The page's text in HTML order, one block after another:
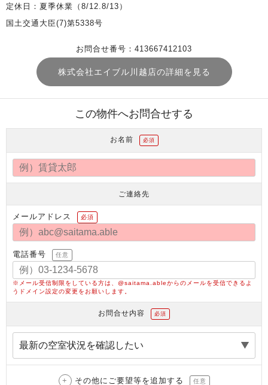
定休日：夏季休業（8/12.8/13）
国土交通大臣(7)第5338号
お問合せ番号：413667412103
株式会社エイブル川越店の詳細を見る
この物件へお問合せする
お名前 必須
ご連絡先
メールアドレス 必須
電話番号 任意
※メール受信制限をしている方は、@saitama.ableからのメールを受信できるよ
うドメイン設定の変更をお願いします。
お問合せ内容 必須
その他にご要望等を追加する 任意